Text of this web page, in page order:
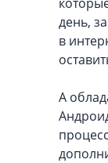
день,
в
А